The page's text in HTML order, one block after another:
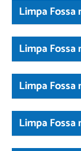
Limpa Fossa
Limpa
Limpa Fossa
Limpa Fossa